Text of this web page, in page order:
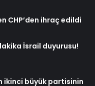
CHP’den ihraç edildi
İsrail duyurusu!
ikinci büyük partisinin